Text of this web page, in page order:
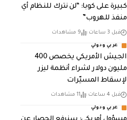
كبيرة على كوبا: “لن نترك للنظام أي
منفذ للهروب”
قبل 3 ساعات 9 مشاهدات
عربي ودولي
الجيش الأمريكي يخصص 400
مليون دولار لشراء أنظمة ليزر
لإسقاط المسيّرات
قبل 4 ساعات 11 مشاهدات
عربي ودولي